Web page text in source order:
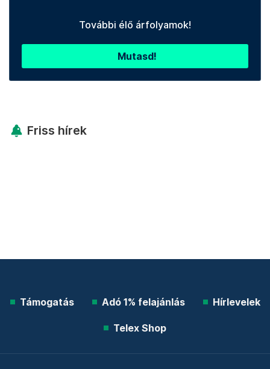
További élő árfolyamok!
Mutasd!
Friss hírek
Támogatás Adó 1% felajánlás Hírlevelek
Telex Shop